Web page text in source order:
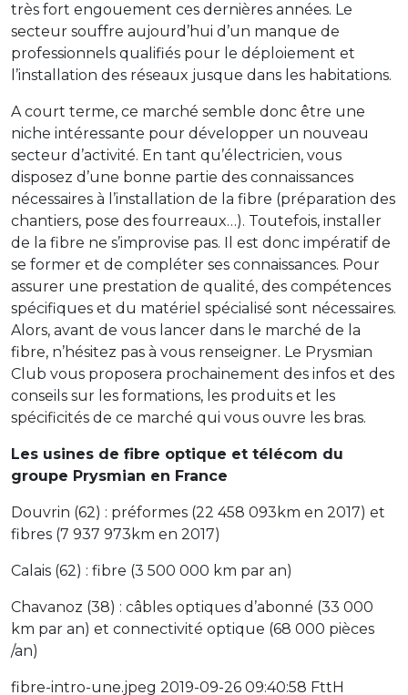
très fort engouement ces dernières années. Le
secteur souffre aujourd’hui d’un manque de
professionnels qualifiés pour le déploiement et
l’installation des réseaux jusque dans les habitations.
A court terme, ce marché semble donc être une
niche intéressante pour développer un nouveau
secteur d’activité. En tant qu’électricien, vous
disposez d’une bonne partie des connaissances
nécessaires à l’installation de la fibre (préparation des
chantiers, pose des fourreaux…). Toutefois, installer
de la fibre ne s’improvise pas. Il est donc impératif de
se former et de compléter ses connaissances. Pour
assurer une prestation de qualité, des compétences
spécifiques et du matériel spécialisé sont nécessaires.
Alors, avant de vous lancer dans le marché de la
fibre, n’hésitez pas à vous renseigner. Le Prysmian
Club vous proposera prochainement des infos et des
conseils sur les formations, les produits et les
spécificités de ce marché qui vous ouvre les bras.
Les usines de fibre optique et télécom du
groupe Prysmian en France
Douvrin (62) : préformes (22 458 093km en 2017) et
fibres (7 937 973km en 2017)
Calais (62) : fibre (3 500 000 km par an)
Chavanoz (38) : câbles optiques d’abonné (33 000
km par an) et connectivité optique (68 000 pièces
/an)
fibre-intro-une.jpeg 2019-09-26 09:40:58 FttH